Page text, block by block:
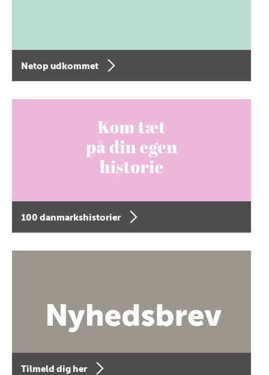
Netop udkommet
100 danmarkshistorier
Tilmeld dig her